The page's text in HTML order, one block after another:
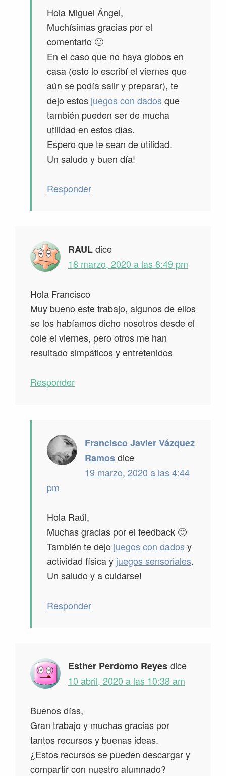
Hola Miguel Ángel,
Muchísimas gracias por el
comentario 🙂
En el caso que no haya globos en
casa (esto lo escribí el viernes que
aún se podía salir y preparar), te
dejo estos juegos con dados que
también pueden ser de mucha
utilidad en estos días.
Espero que te sean de utilidad.
Un saludo y buen día!
Responder
RAULdice
18 marzo, 2020 a las 8:49 pm
Hola Francisco
Muy bueno este trabajo, algunos de ellos
se los habíamos dicho nosotros desde el
cole el viernes, pero otros me han
resultado simpáticos y entretenidos
Responder
Francisco Javier Vázquez
Ramosdice
19 marzo, 2020 a las 4:44
pm
Hola Raúl,
Muchas gracias por el feedback 🙂
También te dejo juegos con dados y
actividad física y juegos sensoriales.
Un saludo y a cuidarse!
Responder
Esther Perdomo Reyesdice
10 abril, 2020 a las 10:38 am
Buenos días,
Gran trabajo y muchas gracias por
tantos recursos y buenas ideas.
¿Estos recursos se pueden descargar y
compartir con nuestro alumnado?